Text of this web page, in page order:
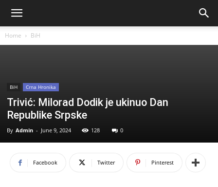
Home BiH
BiH Crna Hronika
Trivić: Milorad Dodik je ukinuo Dan
Republike Srpske
By Admin - June 9, 2024 128 0
Facebook Twitter Pinterest